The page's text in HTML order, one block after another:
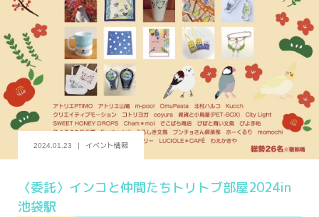
2024.01.23 イベント情報
〈委託〉インコと仲間たちトリトブ部屋2024in
池袋駅